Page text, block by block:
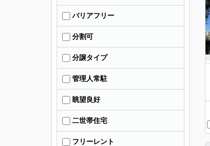
バリアフリー
分割可
分譲タイプ
管理人常駐
眺望良好
二世帯住宅
フリーレント